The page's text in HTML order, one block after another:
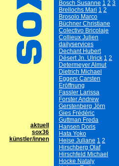
Bosch Susanne 1 2 3
Brellochs Mari 1 2
Brosolo Marco
Büchner Christiane
Colectivo Bricolaje
Collieux Julien
dailyservices
Dechant Hubert
Désert Jn. Ulrick 1 2
Determeyer Almut
Dietrich Michael
Eggers Carsten
Eröffnung
Fassler Larissa
Forster Andrew
Gerstenberg Jörn
Gies Frédéric
Guttman Freda
Hansen Doris
Hata Yoko
Heise Juliane 1 2
Hirschberg Olaf
Hirschfeld Michael
Hocke Nataly
aktuell
sox36
künstler/innen